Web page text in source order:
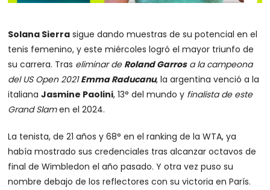
Solana Sierra sigue dando muestras de su potencial en el
tenis femenino, y este miércoles logró el mayor triunfo de
su carrera. Tras eliminar de Roland Garrosa la campeona
del US Open 2021Emma Raducanu, la argentina venció a la
italianaJasmine Paolini, 13° del mundo y finalista de este
Grand Slamen el 2024.
La tenista, de 21 años y 68° en el ranking de la WTA, ya
había mostrado sus credenciales tras alcanzar octavos de
final de Wimbledon el año pasado. Y otra vez puso su
nombre debajo de los reflectores con su victoria en París.